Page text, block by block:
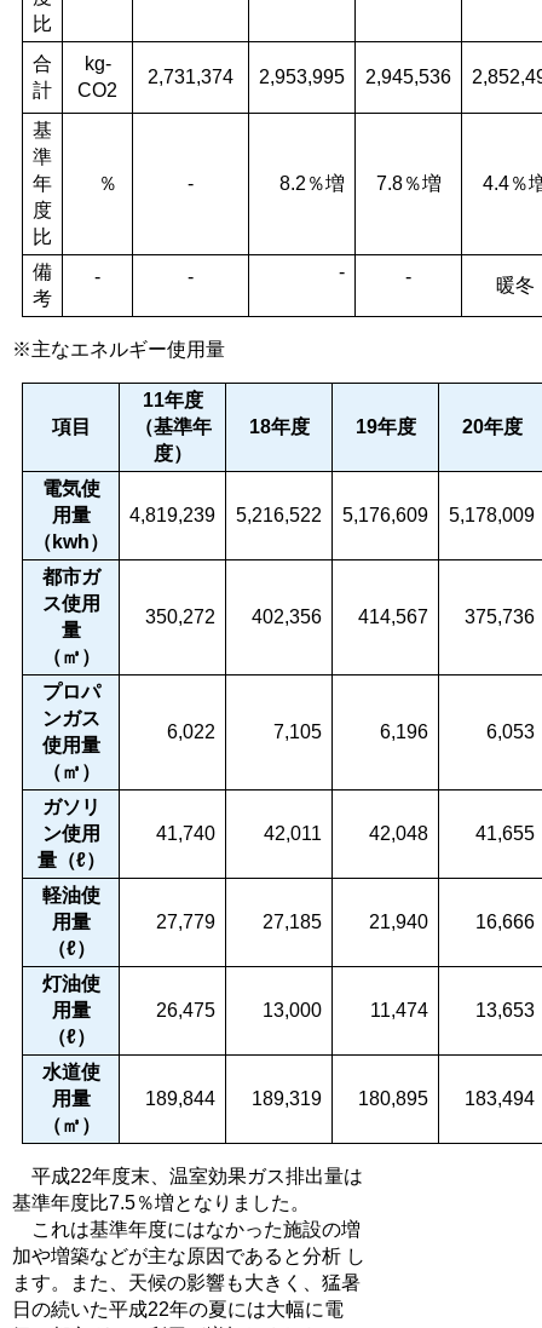
比
合
計
kg-
CO2
2,731,374 2,953,995 2,945,536
基
準
年
度
比
％ - 8.2％増 7.8％増 4.4％
備
考
- - - - 暖冬
※主なエネルギー使用量
項目
11年度
（基準年
度）
18年度 19年度 20年度
電気使
用量
（kwh）
4,819,239 5,216,522 5,176,609 5,178,009
都市ガ
ス使用
量
（㎥）
350,272 402,356 414,567 375,736
プロパ
ンガス
使用量
（㎥）
6,022 7,105 6,196 6,053
ガソリ
ン使用
量（ℓ）
41,740 42,011 42,048 41,655
軽油使
用量
（ℓ）
27,779 27,185 21,940 16,666
灯油使
用量
（ℓ）
26,475 13,000 11,474 13,653
水道使
用量
（㎥）
189,844 189,319 180,895 183,494
平成22年度末、温室効果ガス排出量は
基準年度比7.5％増となりました。
これは基準年度にはなかった施設の増
加や増築などが主な原因であると分析 し
ます。また、天候の影響も大きく、猛暑
日の続いた平成22年の夏には大幅に電